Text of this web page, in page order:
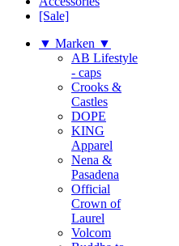
[Sale]
▼ Marken ▼
AB Lifestyle
- caps
Crooks &
Castles
DOPE
KING
Apparel
Nena &
Pasadena
Official
Crown of
Laurel
Volcom